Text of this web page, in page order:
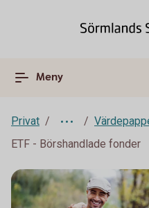
Meny
Privat
ETF - Börshandlade fonder